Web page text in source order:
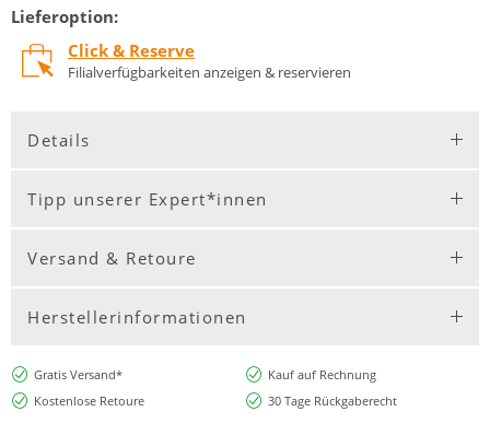
Lieferoption:
Click & Reserve
Filialverfügbarkeiten anzeigen & reservieren
Details
Tipp unserer Expert*innen
Versand & Retoure
Herstellerinformationen
Gratis Versand*
Kauf auf Rechnung
Kostenlose Retoure
30 Tage Rückgaberecht